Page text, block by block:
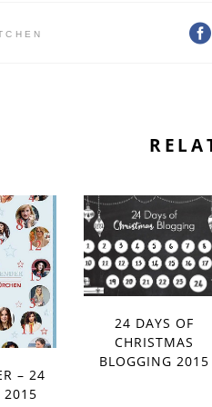
– 24
2015
24 DAYS OF
CHRISTMAS
BLOGGING 2015